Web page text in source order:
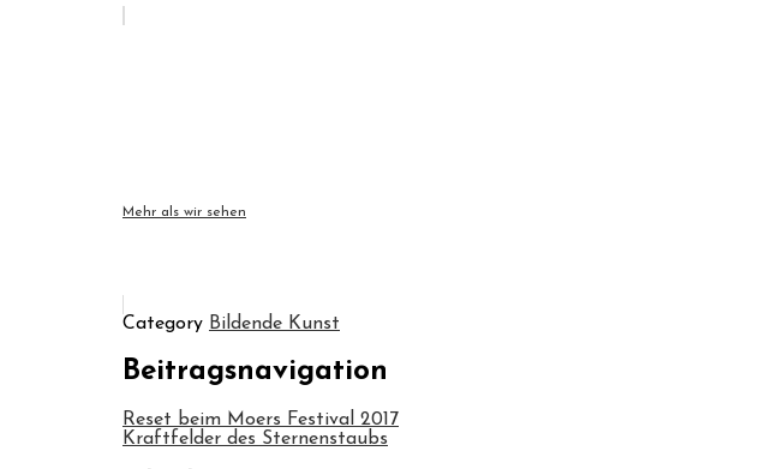
Mehr als wir sehen
Category Bildende Kunst
Beitragsnavigation
Reset beim Moers Festival 2017
Kraftfelder des Sternenstaubs